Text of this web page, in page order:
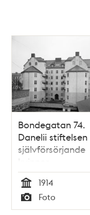
Bondegatan 74.
Danelii
självförsörjande
kvinnor.
Gårdsinteriör
Tid
1914
Typ
Foto